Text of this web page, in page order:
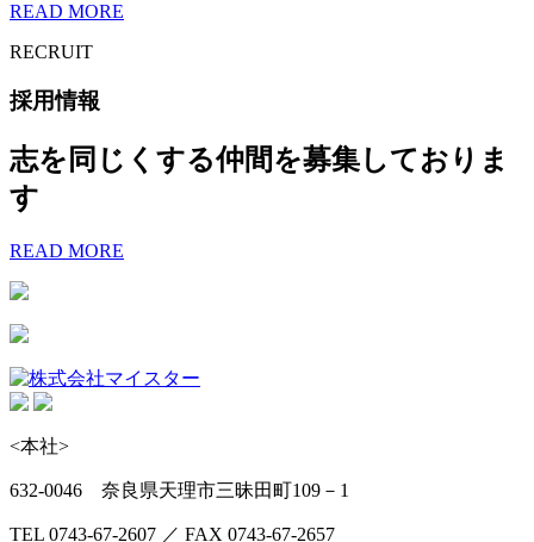
READ MORE
RECRUIT
採用情報
志を同じくする仲間を募集しておりま
す
READ MORE
<本社>
632-0046 奈良県天理市三昧田町109－1
TEL 0743-67-2607 ／ FAX 0743-67-2657